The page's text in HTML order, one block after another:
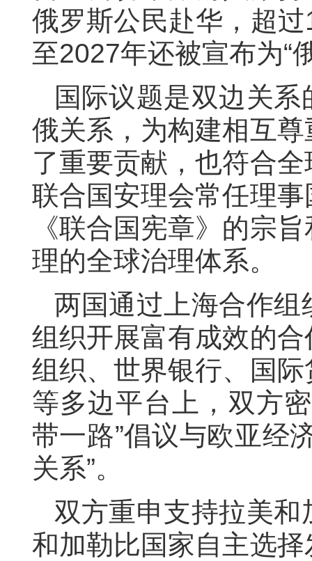
俄罗斯公民赴华，超过
至2027年还被宣布为“
国际议题是双边 关系
俄关系，为构建相互尊
了重要贡献，也符合
联合国安理会常任理
《联合国宪章》的宗
理的全球治理体系。
两国通过上海合作组
组织开展富有成效的
组织、世界银行、国
等多边平台上，双方
带一路”倡议与欧亚经
关系”。
双方重申支持拉美
和加勒比国家自主选